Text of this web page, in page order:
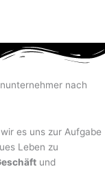
nach
es uns zur Aufgabe
Leben zu
und